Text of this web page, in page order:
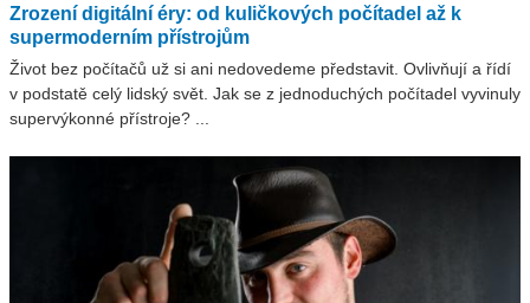
Zrození digitální éry: od kuličkových počítadel až k
supermoderním přístrojům
Život bez počítačů už si ani nedovedeme představit. Ovlivňují a řídí
v podstatě celý lidský svět. Jak se z jednoduchých počítadel vyvinuly
supervýkonné přístroje? ...